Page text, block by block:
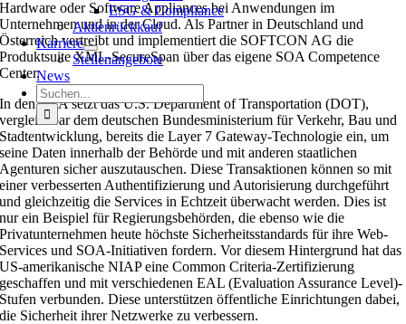
ESG & Compliance
Aktienrückkauf
Karriere
Stellenangebote
News
Suche
nach:
Hardware oder Software Appliances bei Anwendungen im
Unternehmen und in der Cloud. Als Partner in Deutschland und
Österreich vertreibt und implementiert die SOFTCON AG die
Produktsuite XML-SecureSpan über das eigene SOA Competence
Center.
In den USA setzt das U.S. Department of Transportation (DOT),
vergleichbar dem deutschen Bundesministerium für Verkehr, Bau und
Stadtentwicklung, bereits die Layer 7 Gateway-Technologie ein, um
seine Daten innerhalb der Behörde und mit anderen staatlichen
Agenturen sicher auszutauschen. Diese Transaktionen können so mit
einer verbesserten Authentifizierung und Autorisierung durchgeführt
und gleichzeitig die Services in Echtzeit überwacht werden. Dies ist
nur ein Beispiel für Regierungsbehörden, die ebenso wie die
Privatunternehmen heute höchste Sicherheitsstandards für ihre Web-
Services und SOA-Initiativen fordern. Vor diesem Hintergrund hat das
US-amerikanische NIAP eine Common Criteria-Zertifizierung
geschaffen und mit verschiedenen EAL (Evaluation Assurance Level)-
Stufen verbunden. Diese unterstützen öffentliche Einrichtungen dabei,
die Sicherheit ihrer Netzwerke zu verbessern.